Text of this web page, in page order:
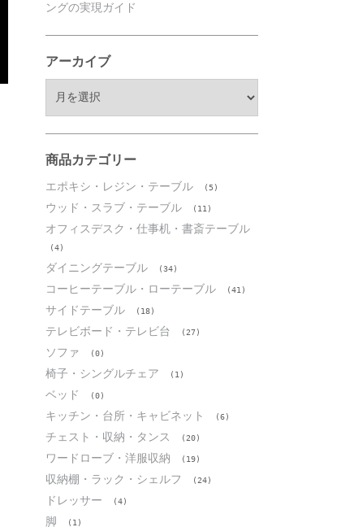
ングの実現ガイド
アーカイブ
ブ
商品カテゴリー
エポキシ・レジン・テーブル (5)
ウッド・スラブ・テーブル (11)
オフィスデスク・仕事机・書斎テーブル
(4)
ダイニングテーブル (34)
コーヒーテーブル・ローテーブル (41)
サイドテーブル (18)
テレビボード・テレビ台 (27)
ソファ (0)
椅子・シングルチェア (1)
ベッド (0)
キッチン・台所・キャビネット (6)
チェスト・収納・タンス (20)
ワードローブ・洋服収納 (19)
収納棚・ラック・シェルフ (24)
ドレッサー (4)
脚 (1)